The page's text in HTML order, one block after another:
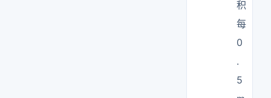
积
每
0
.
5